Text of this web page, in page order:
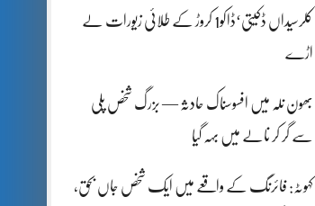
کلرسیداں ڈکیتی‘ڈاکو1 کروڑ کے طلائی زیورات لے
اڑے
بھون نلہ میں افسوسناک حادثہ — بزرگ شخص پلی
سے گر کر نالے میں بہہ گیا
کہوٹہ: فائرنگ کے واقعے میں ایک شخص جاں بحق،